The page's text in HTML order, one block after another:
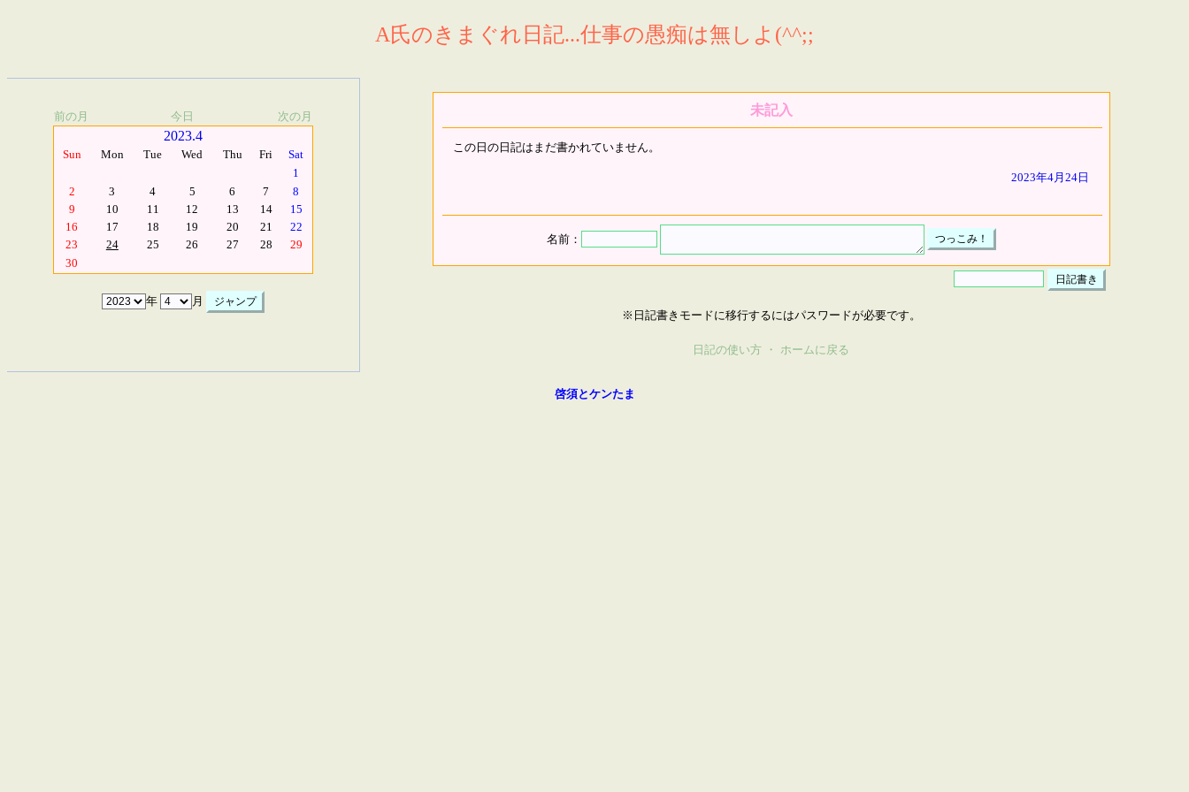
A氏のきまぐれ日記...仕事の愚痴は無しよ(^^;;
前の月 今日 次の月
2023.4
Sun Mon Tue Wed Thu Fri
Sat
1
2
3 4 5 6 7
8
9
10 11 12 13 14
15
16
17 18 19 20 21
22
23
24 25 26 27 28
29
30
年 月
未記入
この日の日記はまだ書かれていません。
2023年4月24日
名前：
※日記書きモードに移行するにはパスワードが必要です。
日記の使い方 ・ ホームに戻る
啓須とケンたま